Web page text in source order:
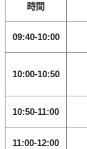
時間
09:40-10:00
10:00-10:50
10:50-11:00
11:00-12:00